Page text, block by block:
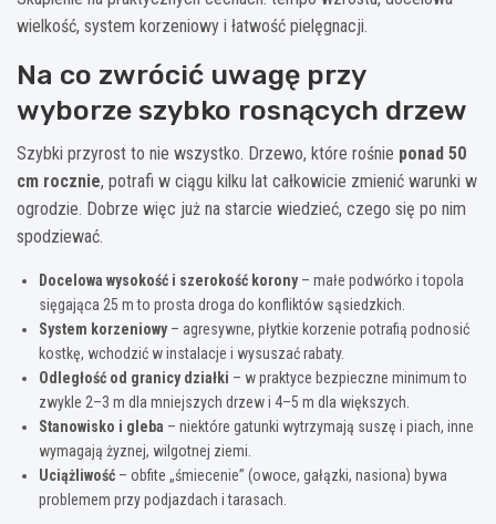
wielkość, system korzeniowy i łatwość pielęgnacji.
Na co zwrócić uwagę przy
wyborze szybko rosnących drzew
Szybki przyrost to nie wszystko. Drzewo, które rośnie ponad 50
cm rocznie, potrafi w ciągu kilku lat całkowicie zmienić warunki w
ogrodzie. Dobrze więc już na starcie wiedzieć, czego się po nim
spodziewać.
Docelowa wysokość i szerokość korony– małe podwórko i topola
sięgająca 25 m to prosta droga do konfliktów sąsiedzkich.
System korzeniowy– agresywne, płytkie korzenie potrafią podnosić
kostkę, wchodzić w instalacje i wysuszać rabaty.
Odległość od granicy działki – w praktyce bezpieczne minimum to
zwykle 2–3 m dla mniejszych drzew i 4–5 m dla większych.
Stanowisko i gleba – niektóre gatunki wytrzymają suszę i piach, inne
wymagają żyznej, wilgotnej ziemi.
Uciążliwość – obfite „śmiecenie” (owoce, gałązki, nasiona) bywa
problemem przy podjazdach i tarasach.